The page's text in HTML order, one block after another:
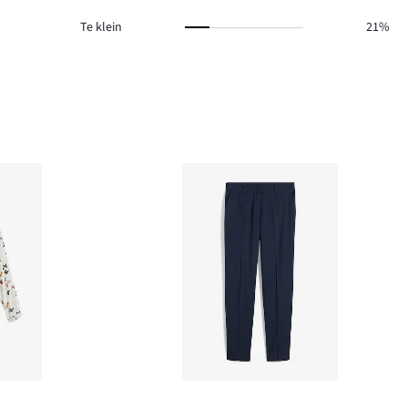
Te klein 21%